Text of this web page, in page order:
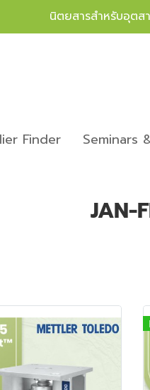
นิตยสารสำหรับอุตส
Finder Seminars
JAN-